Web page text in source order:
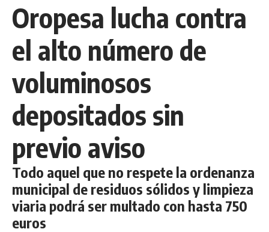
Oropesa lucha contra
el alto número de
voluminosos
depositados sin
previo aviso
Todo aquel que no respete la ordenanza
municipal de residuos sólidos y limpieza
viaria podrá ser multado con hasta 750
euros